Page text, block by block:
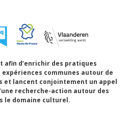
afin d’enrichir des pratiques
communes autour de
et lancent conjointement un appel
recherche-action autour des
le domaine culturel.